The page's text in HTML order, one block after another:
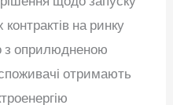
на ринку
з оприлюдненою
отримають